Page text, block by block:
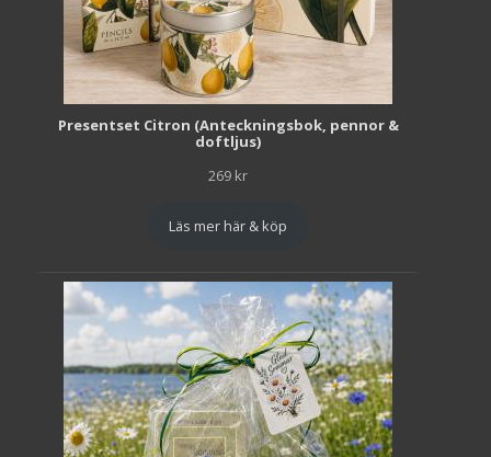
Presentset Citron (Anteckningsbok, pennor &
doftljus)
269 kr
Läs mer här & köp